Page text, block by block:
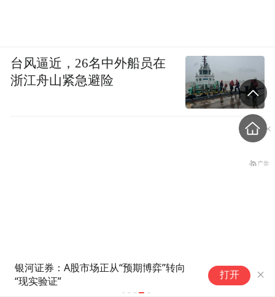
银河证券：A股市场正从“预期博弈”转向
“现实验证”
打开
台风逼近，26名中外船员在
浙江舟山紧急避险
与特朗普关联的美石油公司